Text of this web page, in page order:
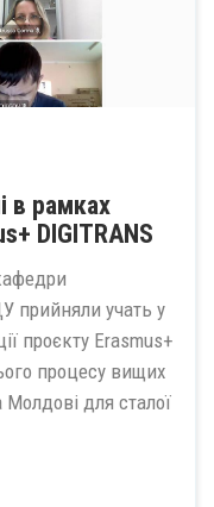
в рамках
DIGITRANS
прийняли учать у
проєкту Erasmus+
процесу вищих
Молдові для сталої